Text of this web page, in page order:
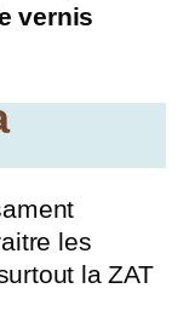
vernis
les
la ZAT